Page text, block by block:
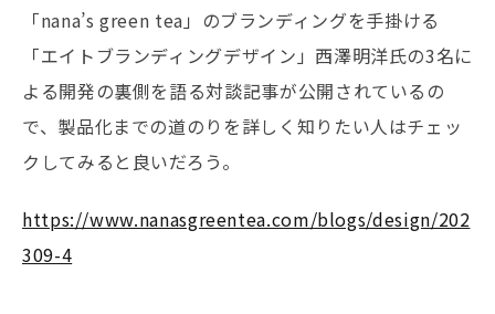
「nana’s green tea」のブランディングを手掛ける
「エイトブランディングデザイン」西澤明洋氏の3名に
よる開発の裏側を語る対談記事が公開されているの
で、製品化までの道のりを詳しく知りたい人はチェッ
クしてみると良いだろう。
https://www.nanasgreentea.com/blogs/design/202
309-4